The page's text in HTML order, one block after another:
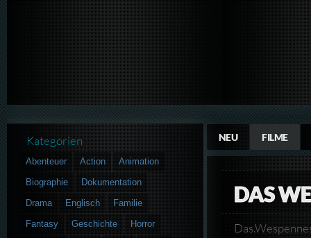
NEU FILME
DAS
Kategorien
Abenteuer Action
Animation
Biographie
Dokumentation
Drama
Englisch
Familie
Fantasy
Geschichte
Horror